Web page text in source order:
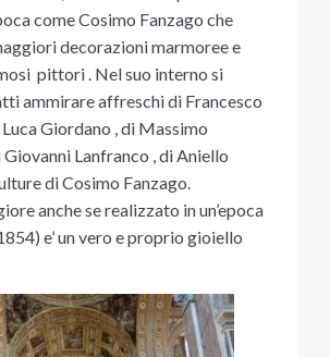
come Cosimo Fanzago che
decorazioni marmoree e
pittori . Nel suo interno si
ammirare affreschi di Francesco
Giordano , di Massimo
Giovanni Lanfranco , di Aniello
di Cosimo Fanzago.
anche se realizzato in un’epoca
e’ un vero e proprio gioiello